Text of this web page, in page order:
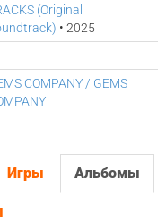
(Original
• 2025
COMPANY / GEMS
Игры Альбомы